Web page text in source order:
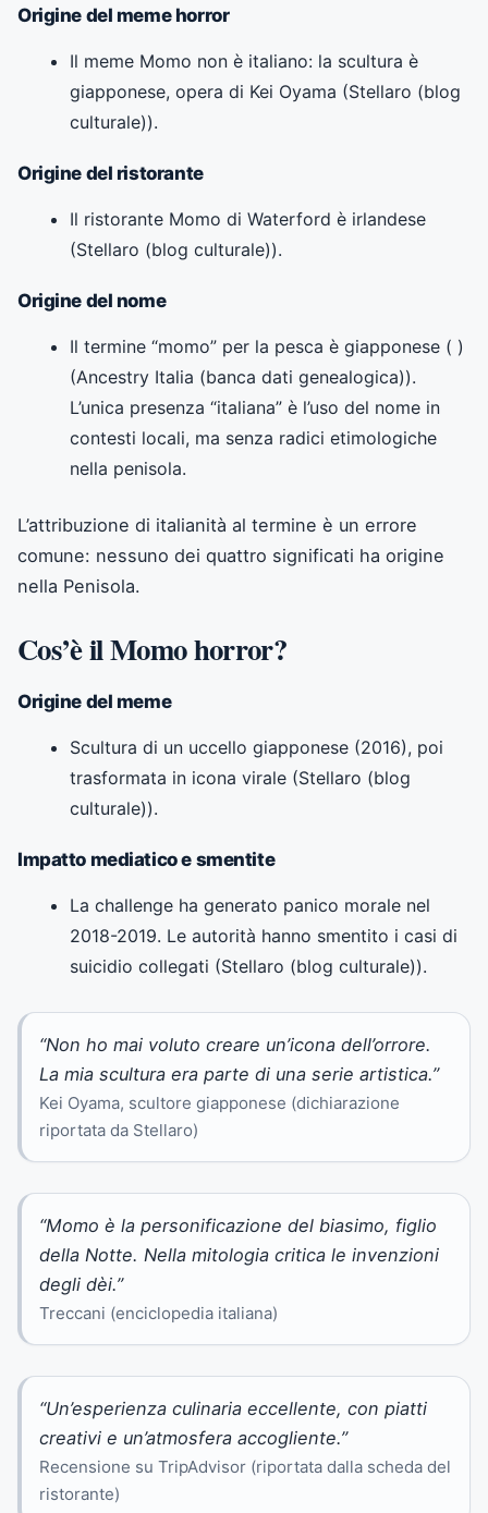
Origine del meme horror
Il meme Momo non è italiano: la scultura è
giapponese, opera di Kei Oyama (Stellaro (blog
culturale)).
Origine del ristorante
Il ristorante Momo di Waterford è irlandese
(Stellaro (blog culturale)).
Origine del nome
Il termine “momo” per la pesca è giapponese ( )
(Ancestry Italia (banca dati genealogica)).
L’unica presenza “italiana” è l’uso del nome in
contesti locali, ma senza radici etimologiche
nella penisola.
L’attribuzione di italianità al termine è un errore
comune: nessuno dei quattro significati ha origine
nella Penisola.
Cos’è il Momo horror?
Origine del meme
Scultura di un uccello giapponese (2016), poi
trasformata in icona virale (Stellaro (blog
culturale)).
Impatto mediatico e smentite
La challenge ha generato panico morale nel
2018-2019. Le autorità hanno smentito i casi di
suicidio collegati (Stellaro (blog culturale)).
“Non ho mai voluto creare un’icona dell’orrore.
La mia scultura era parte di una serie artistica.”
Kei Oyama, scultore giapponese (dichiarazione
riportata da Stellaro)
“Momo è la personificazione del biasimo, figlio
della Notte. Nella mitologia critica le invenzioni
degli dèi.”
Treccani (enciclopedia italiana)
“Un’esperienza culinaria eccellente, con piatti
creativi e un’atmosfera accogliente.”
Recensione su TripAdvisor (riportata dalla scheda del
ristorante)